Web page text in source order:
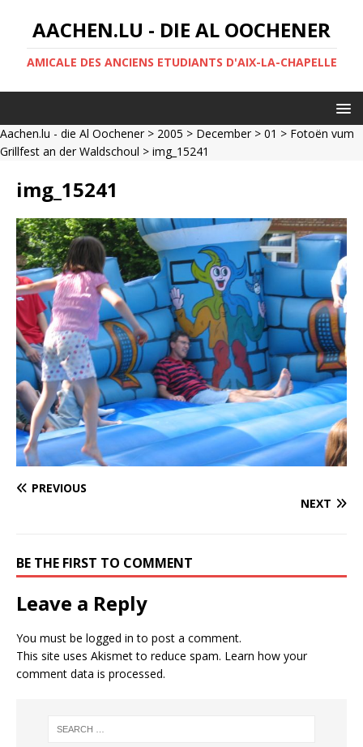
AACHEN.LU - DIE AL OOCHENER
AMICALE DES ANCIENS ETUDIANTS D'AIX-LA-CHAPELLE
Aachen.lu - die Al Oochener> 2005 > December> 01 > Fotoën vum
Grillfest an der Waldschoul > img_15241
img_15241
PREVIOUS
NEXT
BE THE FIRST TO COMMENT
Leave a Reply
You must be logged in to post a comment.
This site uses Akismet to reduce spam. Learn how your
comment data is processed.